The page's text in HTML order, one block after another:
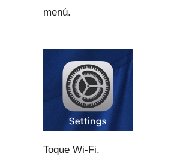
menú.
Toque Wi-Fi.